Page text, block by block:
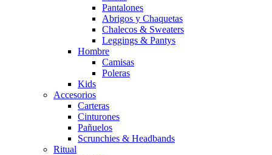
Pantalones
Abrigos y Chaquetas
Chalecos & Sweaters
Leggings & Pantys
Hombre
Camisas
Poleras
Kids
Accesorios
Carteras
Cinturones
Pañuelos
Scrunchies & Headbands
Ritual